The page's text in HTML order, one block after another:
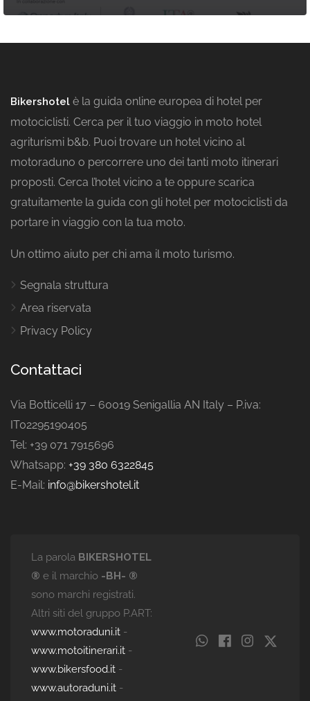
Bikershotel è la guida online europea di hotel per
motociclisti. Cerca per il tuo viaggio in moto hotel
agriturismi b&b. Puoi trovare un hotel vicino al
motoraduno o percorrere uno dei tanti moto itinerari
proposti. Cerca l’hotel vicino a te oppure scarica
gratuitamente la guida con gli hotel per motociclisti da
portare in viaggio con la tua moto.
Un ottimo aiuto per chi ama il moto turismo.
Segnala struttura
Area riservata
Privacy Policy
Contattaci
Via Botticelli 17 – 60019 Senigallia AN Italy – P.iva:
IT02295190405
Tel: +39 071 7915696
Whatsapp: +39 380 6322845
E-Mail: info@bikershotel.it
La parola BIKERSHOTEL
® e il marchio -BH- ®
sono marchi registrati.
Altri siti del gruppo P.ART:
www.motoraduni.it -
www.motoitinerari.it -
www.bikersfood.it -
www.autoraduni.it -